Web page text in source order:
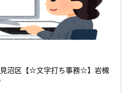
見沼区【☆文字打ち事務☆】岩槻